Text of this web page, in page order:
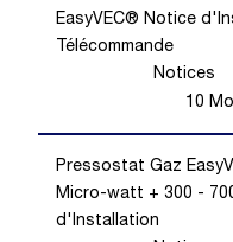
EasyVEC® Notice
Télécommande
Notices
10 Mo
Pressostat Gaz
Micro-watt + 300 -
d'Installation